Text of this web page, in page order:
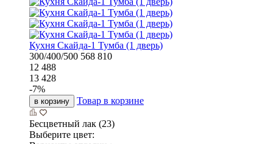
Кухня Скайда-1 Тумба (1 дверь)
300/400/500 568 810
12 488
13 428
-7%
в корзину Товар в корзине
Бесцветный лак (23)
Выберите цвет: